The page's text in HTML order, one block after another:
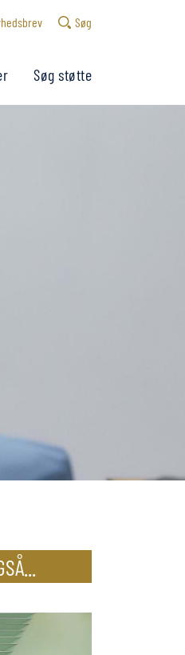
Søg
Søg støtte